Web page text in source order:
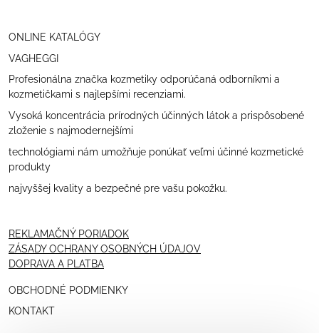
ONLINE KATALÓGY
VAGHEGGI
Profesionálna značka kozmetiky odporúčaná odborníkmi a
kozmetičkami s najlepšími recenziami.
Vysoká koncentrácia prírodných účinných látok a prispôsobené
zloženie s najmodernejšími
technológiami nám umožňuje ponúkať veľmi účinné kozmetické
produkty
najvyššej kvality a bezpečné pre vašu pokožku.
REKLAMAČNÝ PORIADOK
ZÁSADY OCHRANY OSOBNÝCH ÚDAJOV
DOPRAVA A PLATBA
OBCHODNÉ PODMIENKY
KONTAKT